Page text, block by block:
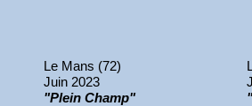
Le Mans (72)
Juin 2023
"Plein Champ"